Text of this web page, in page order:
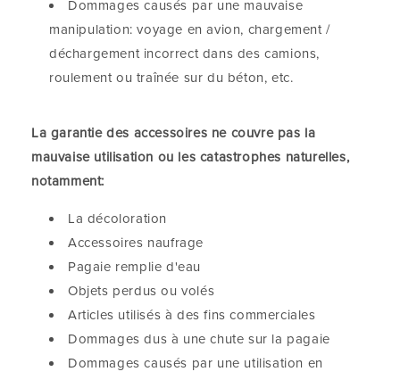
Dommages causés par une mauvaise
manipulation: voyage en avion, chargement /
déchargement incorrect dans des camions,
roulement ou traînée sur du béton, etc.
La garantie des accessoires ne couvre pas la
mauvaise utilisation ou les catastrophes naturelles,
notamment:
La décoloration
Accessoires naufrage
Pagaie remplie d'eau
Objets perdus ou volés
Articles utilisés à des fins commerciales
Dommages dus à une chute sur la pagaie
Dommages causés par une utilisation en